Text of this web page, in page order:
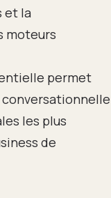
et la
moteurs
permet
les plus
de